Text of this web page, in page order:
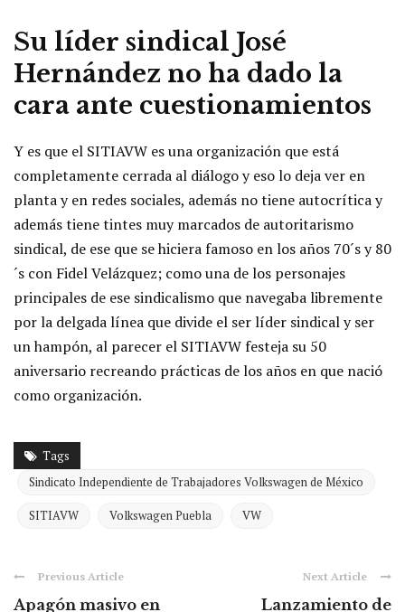
Su líder sindical José
Hernández no ha dado la
cara ante cuestionamientos
Y es que el SITIAVW es una organización que está
completamente cerrada al diálogo y eso lo deja ver en
planta y en redes sociales, además no tiene autocrítica y
además tiene tintes muy marcados de autoritarismo
sindical, de ese que se hiciera famoso en los años 70´s y 80
´s con Fidel Velázquez; como una de los personajes
principales de ese sindicalismo que navegaba libremente
por la delgada línea que divide el ser líder sindical y ser
un hampón, al parecer el SITIAVW festeja su 50
aniversario recreando prácticas de los años en que nació
como organización.
Tags
Sindicato Independiente de Trabajadores Volkswagen de México
SITIAVW Volkswagen Puebla VW
Previous Article
Apagón masivo en
Next Article
Lanzamiento de